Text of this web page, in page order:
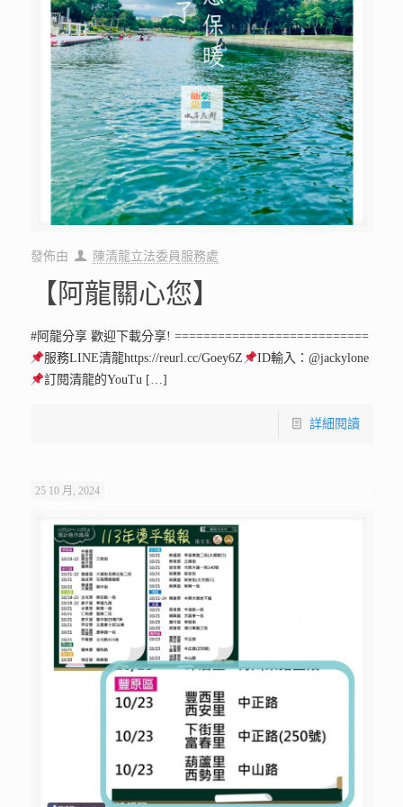
發佈由 陳清龍立法委員服務處
【阿龍關心您】
#阿龍分享 歡迎下載分享! ===========================
服務LINE清龍https://reurl.cc/Goey6Z
ID輸入：@jackylone
訂閱清龍的YouTu […]
詳細閱讀
25 10 月, 2024